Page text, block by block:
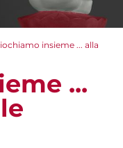
insieme ... alla
...